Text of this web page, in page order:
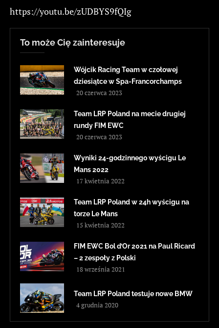
https://youtu.be/zUDBYS9fQIg
To może Cię zainteresuje
Wójcik Racing Team w czołowej
dziesiątce w Spa-Francorchamps
20 czerwca 2023
Team LRP Poland na mecie drugiej
rundy FIM EWC
20 czerwca 2023
Wyniki 24-godzinnego wyścigu Le
Mans 2022
17 kwietnia 2022
Team LRP Poland w 24h wyścigu na
torze Le Mans
15 kwietnia 2022
FIM EWC Bol d’Or 2021 na Paul Ricard
– 2 zespoły z Polski
18 września 2021
Team LRP Poland testuje nowe BMW
4 grudnia 2020